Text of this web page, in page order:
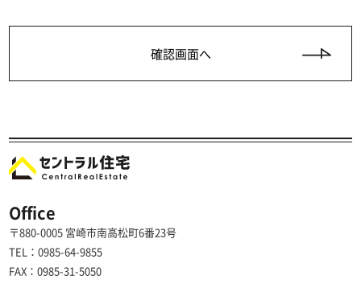
Office
〒880-0005 宮崎市南高松町6番23号
TEL：0985-64-9855
FAX：0985-31-5050